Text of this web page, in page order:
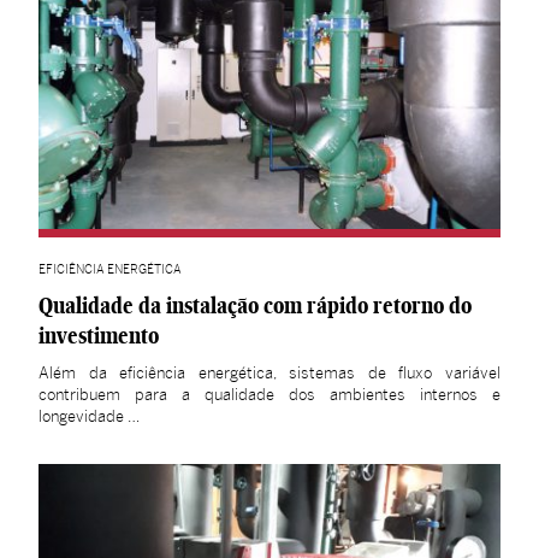
EFICIÊNCIA ENERGÉTICA
Qualidade da instalação com rápido retorno do
investimento
Além da eficiência energética, sistemas de fluxo variável
contribuem para a qualidade dos ambientes internos e
longevidade …